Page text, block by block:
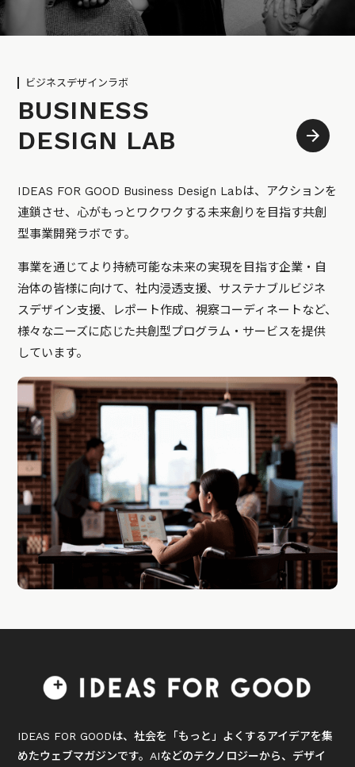
ビジネスデザインラボ
BUSINESS
DESIGN LAB
IDEAS FOR GOOD Business Design Labは、アクションを
連鎖させ、心がもっとワクワクする未来創りを目指す共創
型事業開発ラボです。
事業を通じてより持続可能な未来の実現を目指す企業・自
治体の皆様に向けて、社内浸透支援、サステナブルビジネ
スデザイン支援、レポート作成、視察コーディネートなど、
様々なニーズに応じた共創型プログラム・サービスを提供
しています。
IDEAS FOR GOODは、社会を「もっと」よくするアイデアを集
めたウェブマガジンです。AIなどのテクノロジーから、デザイ